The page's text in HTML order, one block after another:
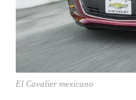
El Cavalier mexicano